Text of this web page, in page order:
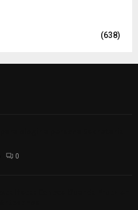
(638)
0